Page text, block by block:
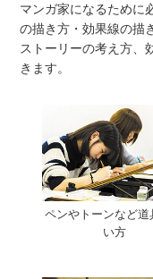
マンガ家になるために
の描き方・効果線の描
ストーリーの考え方、
きます。
ペンやトーンなど道
い方